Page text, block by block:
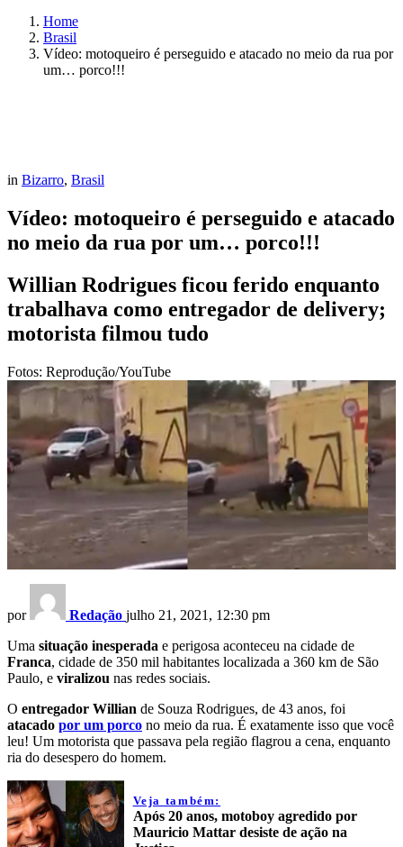
Home
Brasil
Vídeo: motoqueiro é perseguido e atacado no meio da rua por
um… porco!!!
in Bizarro, Brasil
Vídeo: motoqueiro é perseguido e atacado
no meio da rua por um… porco!!!
Willian Rodrigues ficou ferido enquanto
trabalhava como entregador de delivery;
motorista filmou tudo
Fotos: Reprodução/YouTube
por Redação julho 21, 2021, 12:30 pm
Uma situação inesperada e perigosa aconteceu na cidade de
Franca, cidade de 350 mil habitantes localizada a 360 km de São
Paulo, e viralizou nas redes sociais.
O entregador Willian de Souza Rodrigues, de 43 anos, foi
atacado por um porco no meio da rua. É exatamente isso que você
leu! Um motorista que passava pela região flagrou a cena, enquanto
ria do desespero do homem.
Veja também:
Após 20 anos, motoboy agredido por
Mauricio Mattar desiste de ação na